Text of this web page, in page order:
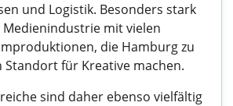
und Logistik. Besonders stark
mit vielen
die Hamburg zu
Standort für Kreative machen.
sind daher ebenso vielfältig